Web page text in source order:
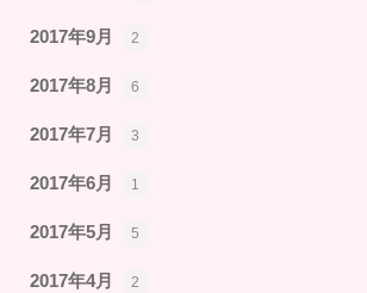
2017年9月 2
2017年8月 6
2017年7月 3
2017年6月 1
2017年5月 5
2017年4月 2